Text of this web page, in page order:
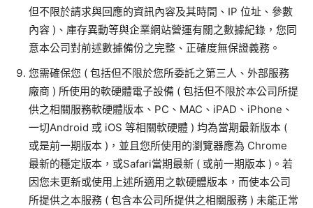
但不限於請求與回應的資訊內容及其時間、 IP 位址、參數
內容 ) 、庫存異動等與企業網站營運有關之數據紀錄，您同
意本公司對前述數據備份之完整、正確度無保證義務。
您需確保您 ( 包括但不限於您所委託之第三人、外部服務
廠商 ) 所使用的軟硬體電子設備 ( 包括但不限於本公司所提
供之相關服務軟硬體版本、 PC 、 MAC 、 iPAD 、 iPhone 、
一切Android 或 iOS 等相關軟硬體 ) 均為當期最新版本 (
或是前一期版本 ) ，並且您所使用的瀏覽器應為 Chrome
最新的穩定版本，或Safari當期最新 ( 或前一期版本 ) 。若
因您未更新或使用上述所適用之軟硬體版本，而使本公司
所提供之本服務 ( 包含本公司所提供之相關服務 ) 未能正常